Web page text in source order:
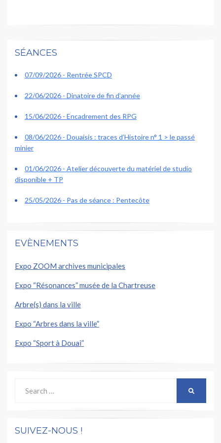
SÉANCES
07/09/2026 - Rentrée SPCD
22/06/2026 - Dinatoire de fin d’année
15/06/2026 - Encadrement des RPG
08/06/2026 - Douaisis : traces d’Histoire n° 1 > le passé
minier
01/06/2026 - Atelier découverte du matériel de studio
disponible + TP
25/05/2026 - Pas de séance : Pentecôte
EVÈNEMENTS
Expo ZOOM archives municipales
Expo “Résonances” musée de la Chartreuse
Arbre(s) dans la ville
Expo “Arbres dans la ville”
Expo “Sport à Douai”
for:
SUIVEZ-NOUS !